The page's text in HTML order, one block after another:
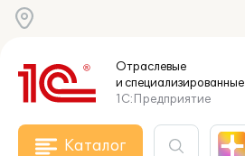
Отраслевые
и специализированные
1С:Предприятие
Каталог